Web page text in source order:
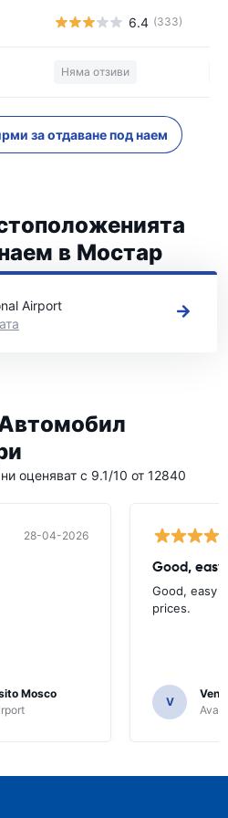
6.4 (333)
Няма отзиви
за отдаване под наем
в Мостар
за коли под наем в Мостар
Airport
оценяват с 9.1/10 от 12840
28-04-2026
Mosco
Good,
Good, easy
prices.
V